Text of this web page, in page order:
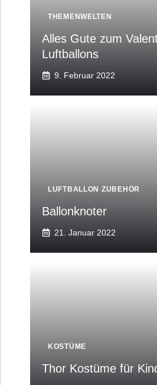
THEMENWELTEN
Alles Gute zum
Luftballons
9. Februar 2022
LUFTBALLON ZUBEHÖR
Ballonknoter
21. Januar 2022
KOSTÜME
Thor Kostüme für